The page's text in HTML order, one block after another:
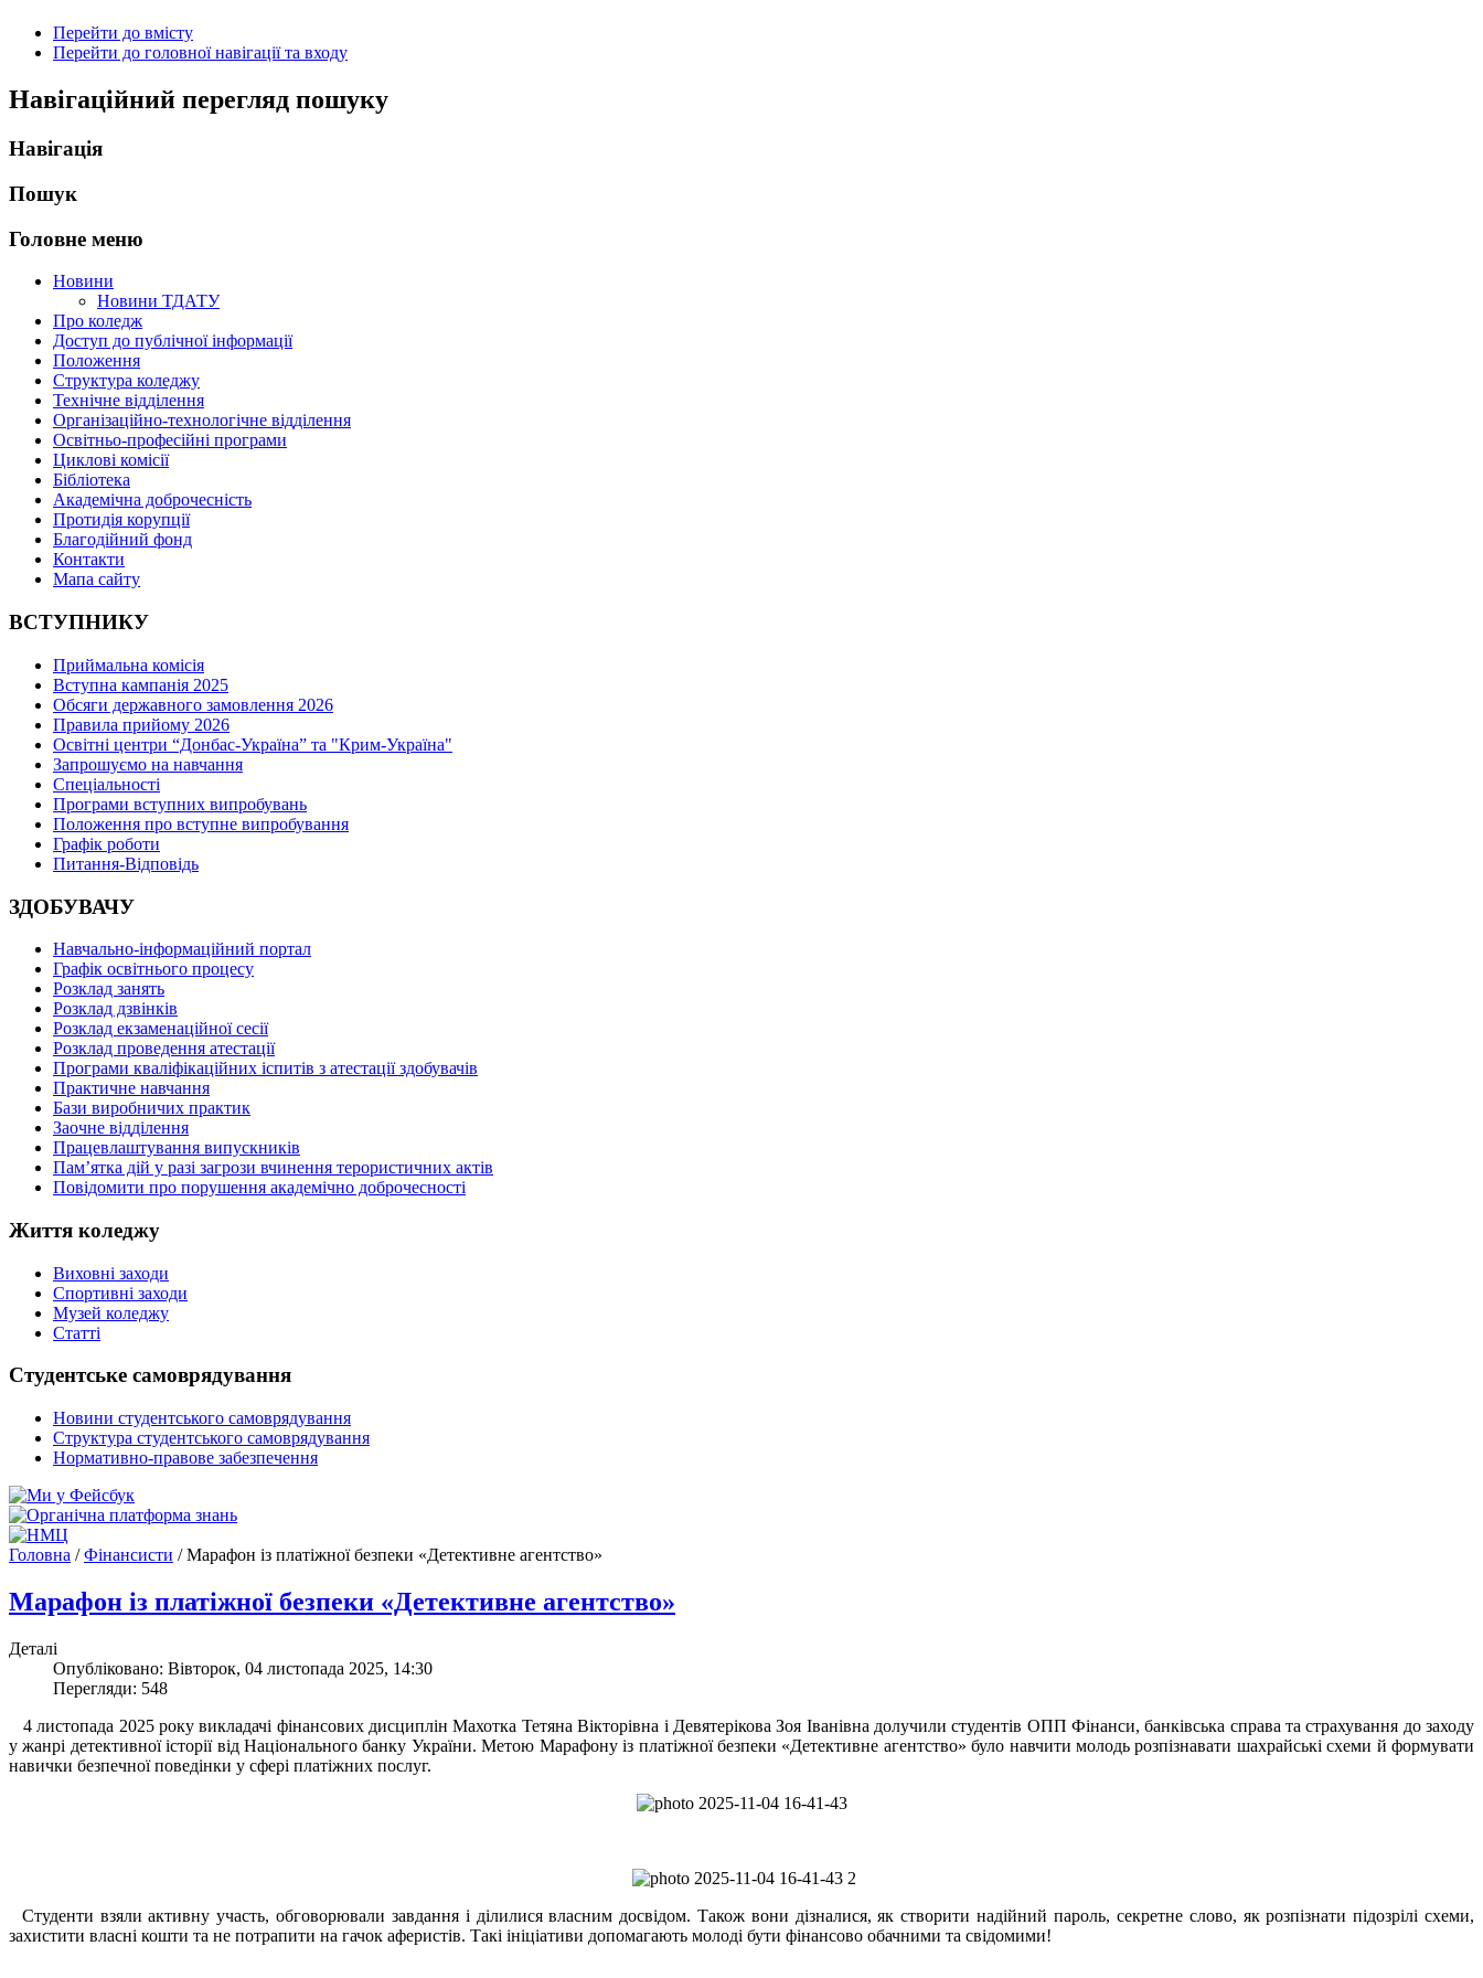
Перейти до вмісту
Перейти до головної навігації та входу
Навігаційний перегляд пошуку
Навігація
Пошук
Головне меню
Новини
Новини ТДАТУ
Про коледж
Доступ до публічної інформації
Положення
Структура коледжу
Технічне відділення
Організаційно-технологічне відділення
Освітньо-професійні програми
Циклові комісії
Бібліотека
Академічна доброчесність
Протидія корупції
Благодійний фонд
Контакти
Мапа сайту
ВСТУПНИКУ
Приймальна комісія
Вступна кампанія 2025
Обсяги державного замовлення 2026
Правила прийому 2026
Освітні центри “Донбас-Україна” та "Крим-Україна"
Запрошуємо на навчання
Спеціальності
Програми вступних випробувань
Положення про вступне випробування
Графік роботи
Питання-Відповідь
ЗДОБУВАЧУ
Навчально-інформаційний портал
Графік освітнього процесу
Розклад занять
Розклад дзвінків
Розклад екзаменаційної сесії
Розклад проведення атестації
Програми кваліфікаційних іспитів з атестації здобувачів
Практичне навчання
Бази виробничих практик
Заочне відділення
Працевлаштування випускників
Пам’ятка дій у разі загрози вчинення терористичних актів
Повідомити про порушення академічно доброчесності
Життя коледжу
Виховні заходи
Спортивні заходи
Музей коледжу
Статті
Студентське самоврядування
Новини студентського самоврядування
Структура студентського самоврядування
Нормативно-правове забезпечення
Головна /Фінансисти /Марафон із платіжної безпеки «Детективне агентство»
Марафон із платіжної безпеки «Детективне агентство»
Деталі
Опубліковано: Вівторок, 04 листопада 2025, 14:30
Перегляди: 548
4 листопада 2025 року викладачі фінансових дисциплін Махотка Тетяна Вікторівна і Девятерікова Зоя Іванівна долучили студентів ОПП Фінанси, банківська справа та страхування до заходу
у жанрі детективної історії від Національного банку України. Метою Марафону із платіжної безпеки «Детективне агентство» було навчити молодь розпізнавати шахрайські схеми й формувати
навички безпечної поведінки у сфері платіжних послуг.
Студенти взяли активну участь, обговорювали завдання і ділилися власним досвідом. Також вони дізналися, як створити надійний пароль, секретне слово, як розпізнати підозрілі схеми,
захистити власні кошти та не потрапити на гачок аферистів. Такі ініціативи допомагають молоді бути фінансово обачними та свідомими!